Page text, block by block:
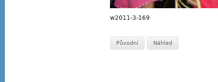
w2011-3-169
Původní Náhled